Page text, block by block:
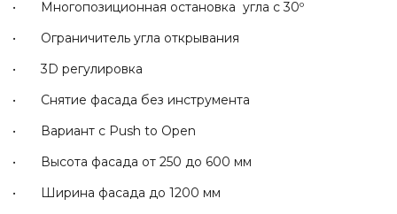
• Многопозиционная остановка угла c 30º
• Ограничитель угла открывания
• 3D регулировка
• Снятие фасада без инструмента
• Вариант c Push to Open
• Высота фасада от 250 до 600 мм
• Ширина фасада до 1200 мм